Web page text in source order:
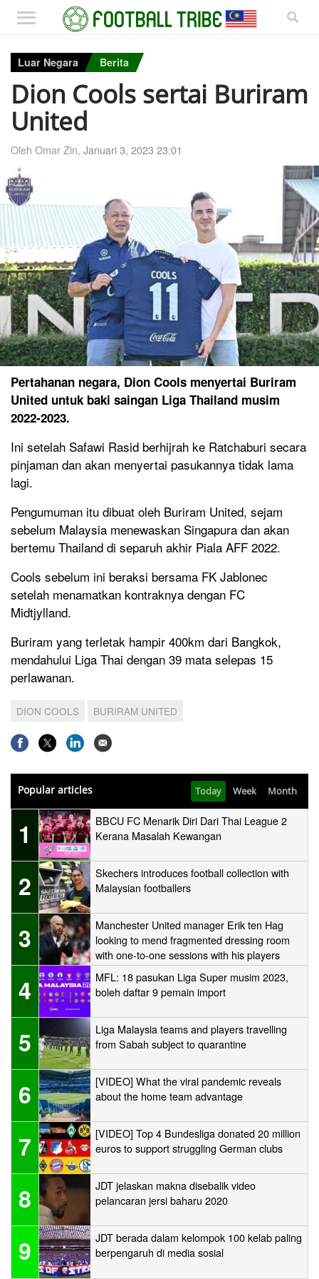
Luar Negara Berita
Dion Cools sertai Buriram
United
Oleh Omar Zin, Januari 3, 2023 23:01
Pertahanan negara, Dion Cools menyertai Buriram
United untuk baki saingan Liga Thailand musim
2022-2023.
Ini setelah Safawi Rasid berhijrah ke Ratchaburi secara
pinjaman dan akan menyertai pasukannya tidak lama
lagi.
Pengumuman itu dibuat oleh Buriram United, sejam
sebelum Malaysia menewaskan Singapura dan akan
bertemu Thailand di separuh akhir Piala AFF 2022.
Cools sebelum ini beraksi bersama FK Jablonec
setelah menamatkan kontraknya dengan FC
Midtjylland.
Buriram yang terletak hampir 400km dari Bangkok,
mendahului Liga Thai dengan 39 mata selepas 15
perlawanan.
DION COOLS BURIRAM UNITED
Popular articles Today Week Month
1
BBCU FC Menarik Diri Dari Thai League 2
Kerana Masalah Kewangan
2
Skechers introduces football collection with
Malaysian footballers
3
Manchester United manager Erik ten Hag
looking to mend fragmented dressing room
with one-to-one sessions with his players
4
MFL: 18 pasukan Liga Super musim 2023,
boleh daftar 9 pemain import
5
Liga Malaysia teams and players travelling
from Sabah subject to quarantine
6
[VIDEO] What the viral pandemic reveals
about the home team advantage
7
[VIDEO] Top 4 Bundesliga donated 20 million
euros to support struggling German clubs
8
JDT jelaskan makna disebalik video
pelancaran jersi baharu 2020
9
JDT berada dalam kelompok 100 kelab paling
berpengaruh di media sosial